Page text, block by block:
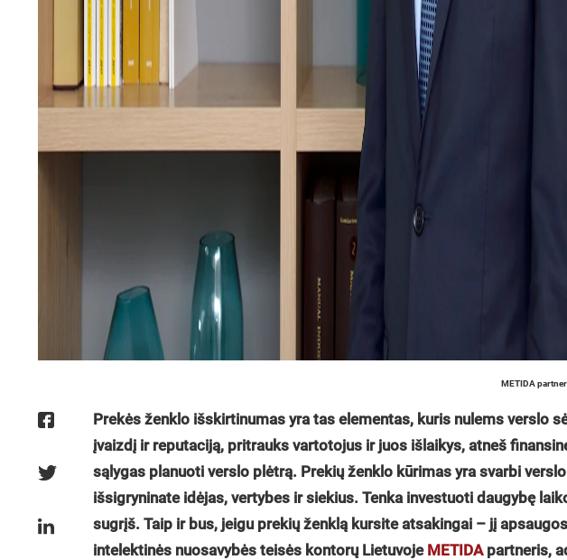
METIDA
Prekės ženklo išskirtinumas yra tas elementas, kuris nulems verslo
įvaizdį ir reputaciją, pritrauks vartotojus ir juos išlaikys, atneš
sąlygas planuoti verslo plėtrą. Prekių ženklo kūrimas yra svarbi
išsigryninate idėjas, vertybes ir siekius. Tenka investuoti daugybę
sugrįš. Taip ir bus, jeigu prekių ženklą kursite atsakingai – jį
intelektinės nuosavybės teisės kontorų Lietuvoje METIDApartneris,